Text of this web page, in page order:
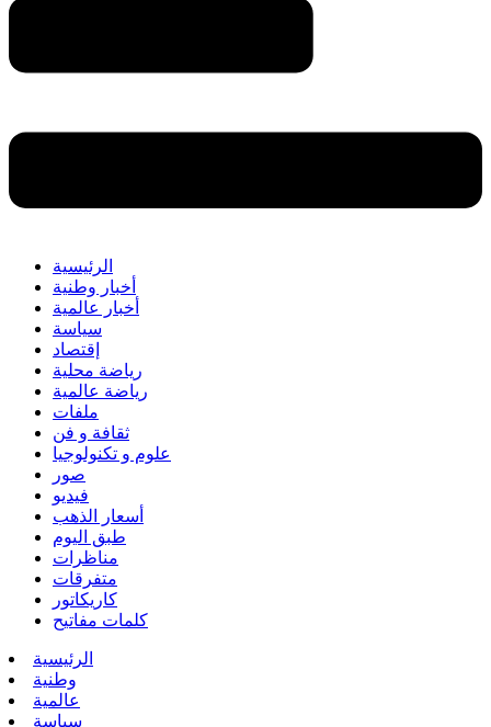
الرئيسية
أخبار وطنية
أخبار عالمية
سياسة
إقتصاد
رياضة محلية
رياضة عالمية
ملفات
ثقافة و فن
علوم و تكنولوجيا
صور
فيديو
أسعار الذهب
طبق اليوم
مناظرات
متفرقات
كاريكاتور
كلمات مفاتيح
الرئيسية
وطنية
عالمية
سياسة